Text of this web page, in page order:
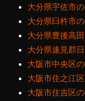
大分県宇佐市
大分県臼杵市
大分県豊後高
大分県速見郡
大阪市中央区
大阪市住之江
大阪市住吉区